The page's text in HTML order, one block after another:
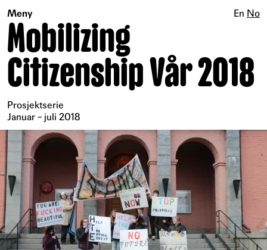
Meny En No
Mobilizing
Citizenship Vår 2018
Prosjektserie
Januar – juli 2018